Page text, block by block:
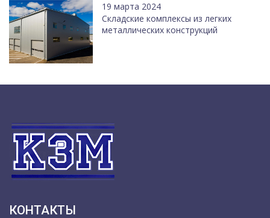
19 марта 2024
Cкладские комплексы из легких
металлических конструкций
КОНТАКТЫ